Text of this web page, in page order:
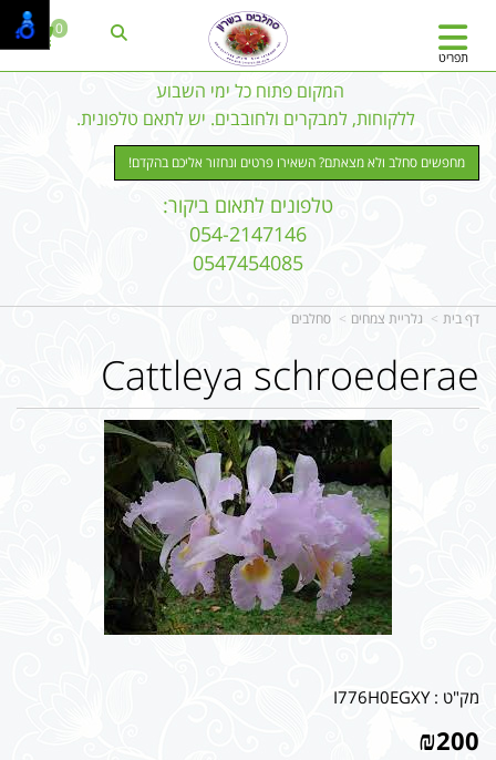
המקום פתוח כל ימי השבוע
ללקוחות, למבקרים ולחובבים. יש לתאם טלפונית.
מחפשים סחלב ולא מצאתם? השאירו פרטים ונחזור אליכם בהקדם!
טלפונים לתאום ביקור:
054-2147146
0547454085
תפריט
0
דף בית גלריית צמחים סחלבים
Cattleya schroederae
מק"ט :I776H0EGXY
₪200